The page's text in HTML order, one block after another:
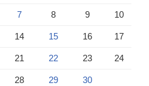
7 8 9 10
14 15 16 17
21 22 23 24
28 29 30